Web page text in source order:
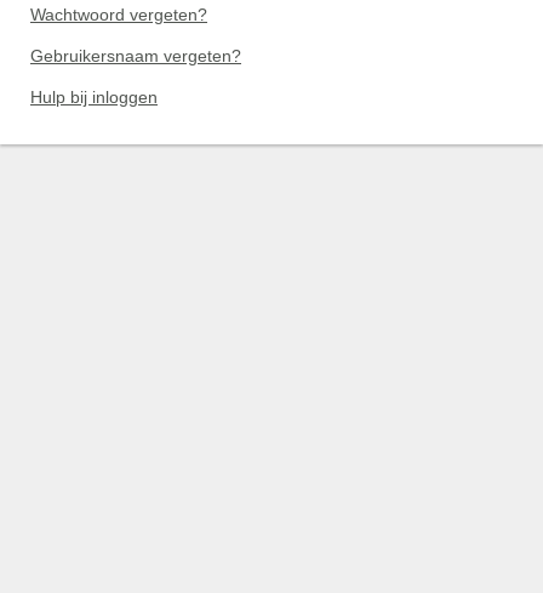
Wachtwoord vergeten?
Gebruikersnaam vergeten?
Hulp bij inloggen